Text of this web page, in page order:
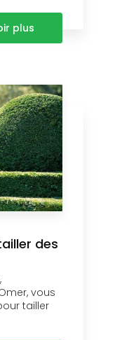
plus
des
vous
tailler